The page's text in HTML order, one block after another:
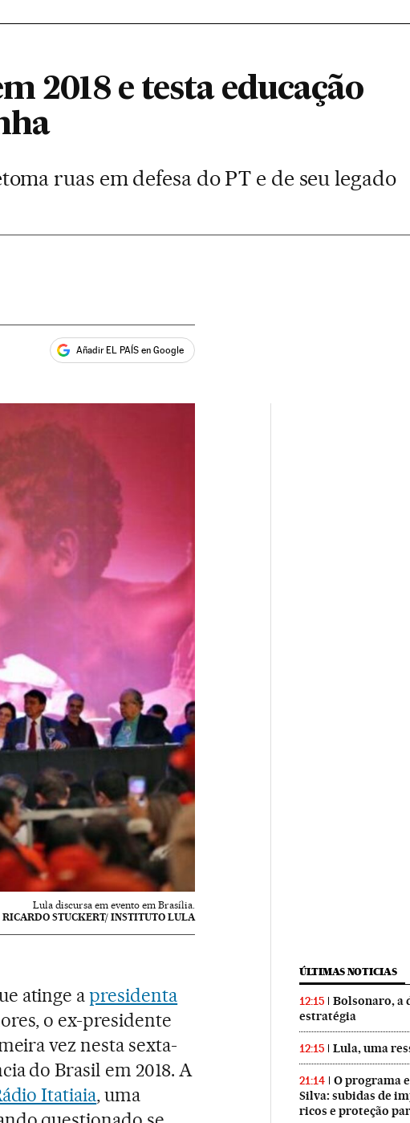
2018 e testa educação
ruas em defesa do PT e de seu legado
Añadir EL PAÍS en Google
Lula discursa em evento em Brasília.
RICARDO STUCKERT/ INSTITUTO LULA
atinge apresidenta
o ex-presidente
vez nesta sexta-
do Brasil em 2018. A
Itatiaia, uma
ÚLTIMAS NOTICIAS
12:15
Bolsonaro, a
estratégia
12:15 Lula, uma
21:14
O programa
Silva: subidas de
ricos e proteção